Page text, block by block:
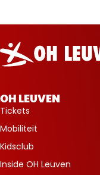
Oud-
Heverlee
Leuven
OH LEUVEN
Tickets
Mobiliteit
Kidsclub
Inside OH Leuven